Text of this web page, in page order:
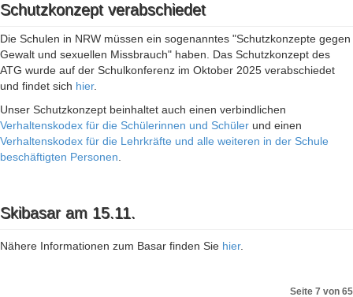
Schutzkonzept verabschiedet
Die Schulen in NRW müssen ein sogenanntes "Schutzkonzepte gegen
Gewalt und sexuellen Missbrauch" haben. Das Schutzkonzept des
ATG wurde auf der Schulkonferenz im Oktober 2025 verabschiedet
und findet sich hier.
Unser Schutzkonzept beinhaltet auch einen verbindlichen
Verhaltenskodex für die Schülerinnen und Schüler und einen
Verhaltenskodex für die Lehrkräfte und alle weiteren in der Schule
beschäftigten Personen
Skibasar am 15.11.
Nähere Informationen zum Basar finden Sie hier.
Seite 7 von 65